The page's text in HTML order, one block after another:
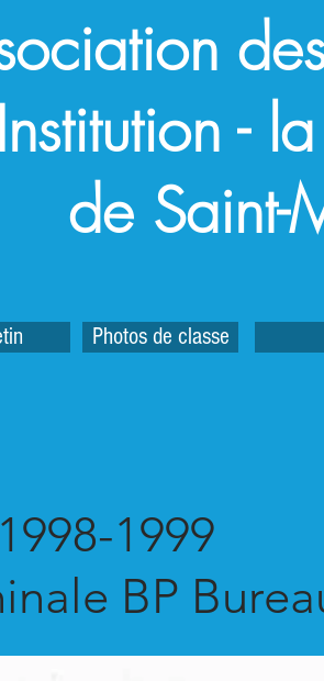
-
de Saint-
Photos de classe
1998-1999
BP